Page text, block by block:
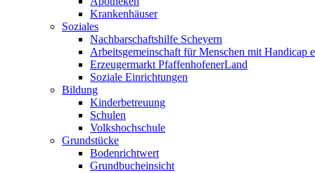
Krankenhäuser
Soziales
Nachbarschaftshilfe Scheyern
Arbeitsgemeinschaft für Menschen mit Handicap
Erzeugermarkt PfaffenhofenerLand
Soziale Einrichtungen
Bildung
Kinderbetreuung
Schulen
Volkshochschule
Grundstücke
Bodenrichtwert
Grundbucheinsicht